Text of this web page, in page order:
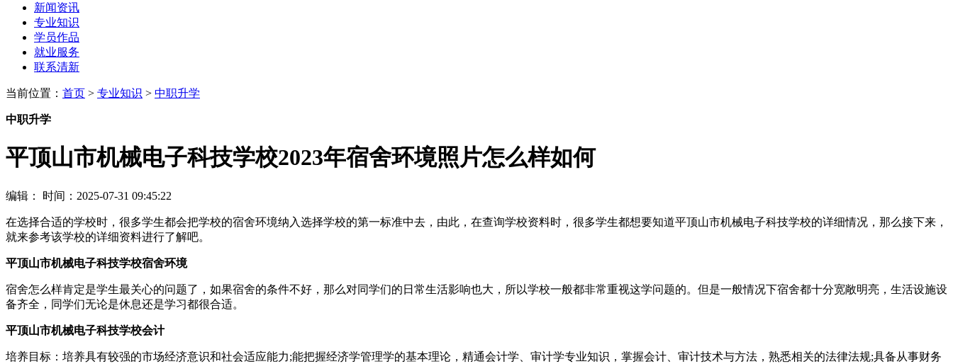
新闻资讯
专业知识
学员作品
就业服务
联系清新
当前位置： 首页 > 专业知识 > 中职升学
中职升学
平顶山市机械电子科技学校2023年宿舍环境照片怎么样如何
编辑： 时间：2025-07-31 09:45:22
在选择合适的学校时，很多学生都会把学校的宿舍环境纳入选择学校的第一标准中去，由此，在查询学校资料时，很多学生都想要知道平顶山市机械电子科技学校的详细情况，那么接下来，
就来参考该学校的详细资料进行了解吧。
平顶山市机械电子科技学校宿舍环境
宿舍怎么样肯定是学生最关心的问题了，如果宿舍的条件不好，那么对同学们的日常生活影响也大，所以学校一般都非常重视这学问题的。但是一般情况下宿舍都十分宽敞明亮，生活设施设
备齐全，同学们无论是休息还是学习都很合适。
平顶山市机械电子科技学校会计
培养目标：培养具有较强的市场经济意识和社会适应能力;能把握经济学管理学的基本理论，精通会计学、审计学专业知识，掌握会计、审计技术与方法，熟悉相关的法律法规;具备从事财务